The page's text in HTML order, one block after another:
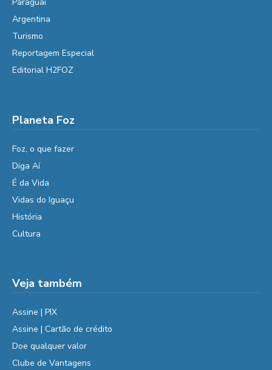
Argentina
Turismo
Reportagem Especial
Editorial H2FOZ
Planeta Foz
Foz, o que fazer
Diga Aí
É da Vida
Vidas do Iguaçu
História
Cultura
Veja também
Assine | PIX
Assine | Cartão de crédito
Doe qualquer valor
Clube de Vantagens